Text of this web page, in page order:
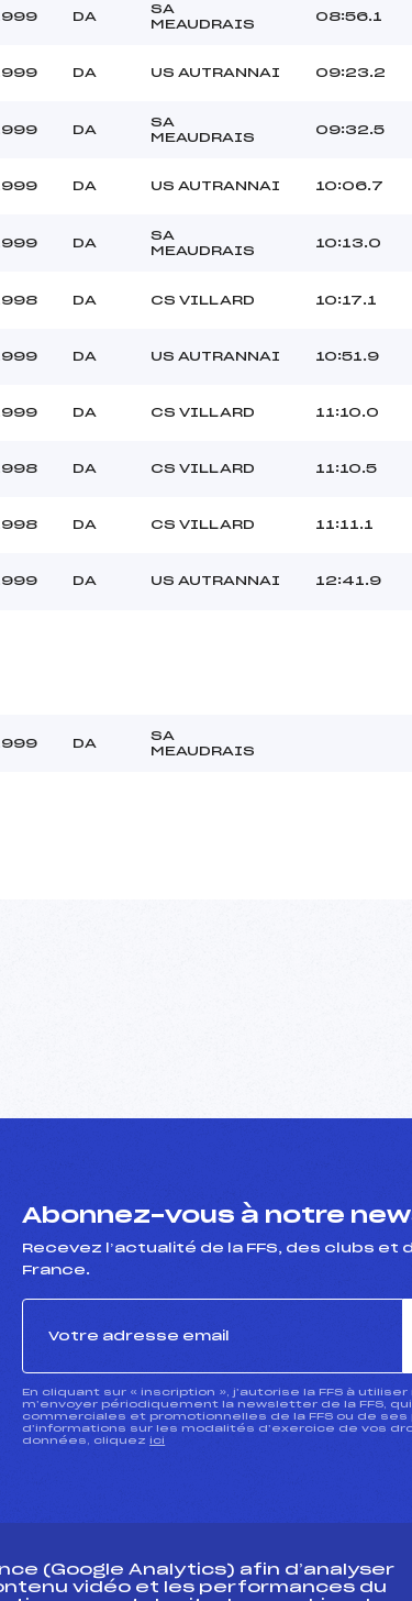
DA
SA
MEAUDRAIS
08:56.1
DA US AUTRANNAI 09:23.2
DA
SA
MEAUDRAIS
09:32.5
DA US AUTRANNAI 10:06.7
DA
SA
MEAUDRAIS
10:13.0
DA CS VILLARD 10:17.1
DA US AUTRANNAI 10:51.9
DA CS VILLARD 11:10.0
DA CS VILLARD 11:10.5
DA CS VILLARD 11:11.1
DA US AUTRANNAI 12:41.9
DA
SA
MEAUDRAIS
Abonnez-vous à notre
Recevez l’actualité de la FFS, des clubs et
France.
En cliquant sur « inscription », j’autorise la FFS à
m’envoyer périodiquement la newsletter de la FFS,
commerciales et promotionnelles de la FFS ou de ses
d’informations sur les modalités d’exercice de vos
données, cliquez ici
(Google Analytics) afin d’analyser
vidéo et les performances du